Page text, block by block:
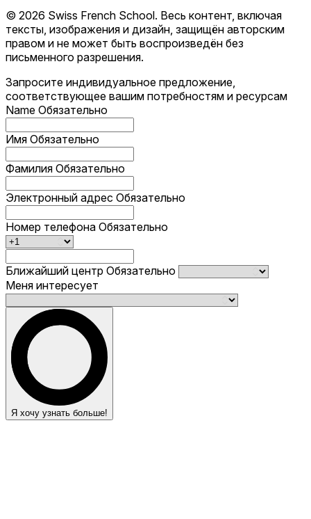
© 2026 Swiss French School. Весь контент, включая
тексты, изображения и дизайн, защищён авторским
правом и не может быть воспроизведён без
письменного разрешения.
Запросите индивидуальное предложение,
соответствующее вашим потребностям и ресурсам
Name Обязательно
Имя Обязательно
Фамилия Обязательно
Электронный адрес Обязательно
Номер телефона Обязательно
Ближайший центр Обязательно
Меня интересует
Я хочу узнать больше!